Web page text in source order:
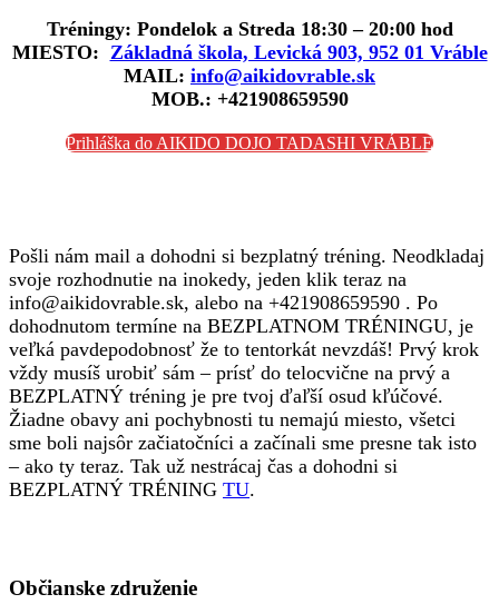
Tréningy: Pondelok a Streda 18:30 – 20:00 hod
MIESTO: Základná škola, Levická 903, 952 01 Vráble
MAIL: info@aikidovrable.sk
MOB.: +421908659590
Prihláška do AIKIDO DOJO TADASHI VRÁBLE
Pošli nám mail a dohodni si bezplatný tréning. Neodkladaj
svoje rozhodnutie na inokedy, jeden klik teraz na
info@aikidovrable.sk, alebo na +421908659590 . Po
dohodnutom termíne na BEZPLATNOM TRÉNINGU, je
veľká pavdepodobnosť že to tentorkát nevzdáš! Prvý krok
vždy musíš urobiť sám – prísť do telocvične na prvý a
BEZPLATNÝ tréning je pre tvoj ďaľší osud kľúčové.
Žiadne obavy ani pochybnosti tu nemajú miesto, všetci
sme boli najsôr začiatočníci a začínali sme presne tak isto
– ako ty teraz. Tak už nestrácaj čas a dohodni si
BEZPLATNÝ TRÉNING TU.
Občianske združenie